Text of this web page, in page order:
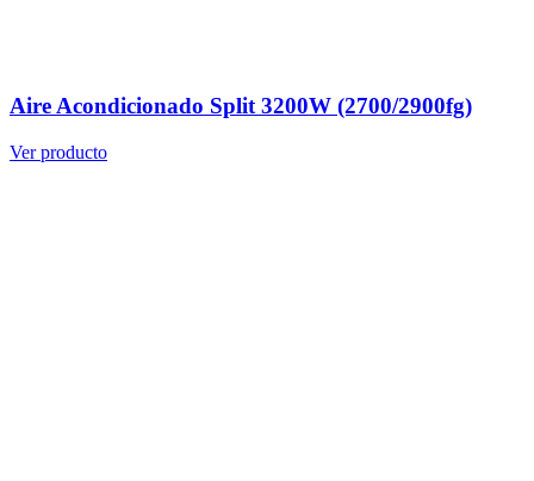
Aire Acondicionado Split 3200W (2700/2900fg)
Ver producto